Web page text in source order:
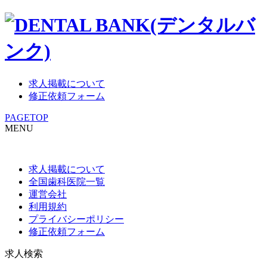
求人掲載について
修正依頼フォーム
PAGETOP
MENU
求人掲載について
全国歯科医院一覧
運営会社
利用規約
プライバシーポリシー
修正依頼フォーム
求人検索